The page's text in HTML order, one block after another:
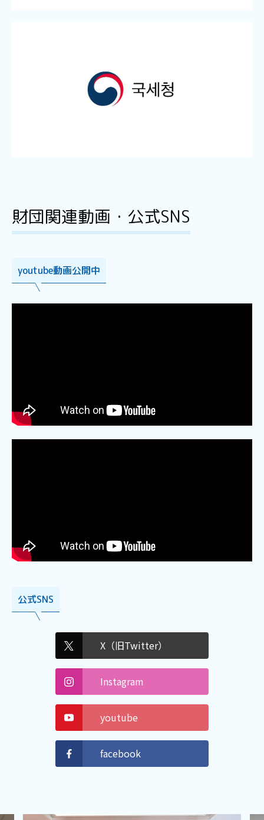
財団関連動画・公式SNS
youtube動画公開中
公式SNS
X（旧Twitter）
Instagram
youtube
facebook